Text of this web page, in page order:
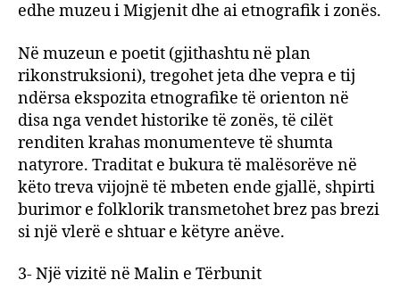
edhe muzeu i Migjenit dhe ai etnografik i zonës.
Në muzeun e poetit (gjithashtu në plan
rikonstruksioni), tregohet jeta dhe vepra e tij
ndërsa ekspozita etnografike të orienton në
disa nga vendet historike të zonës, të cilët
renditen krahas monumenteve të shumta
natyrore. Traditat e bukura të malësorëve në
këto treva vijojnë të mbeten ende gjallë, shpirti
burimor e folklorik transmetohet brez pas brezi
si një vlerë e shtuar e këtyre anëve.
3- Një vizitë në Malin e Tërbunit